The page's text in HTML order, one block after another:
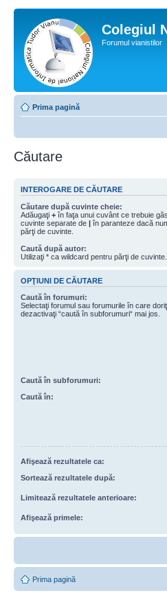
Colegiul
Forumul vianistilor
Prima pagină
Căutare
INTEROGARE DE CĂUTARE
Căutare după cuvinte cheie:
Adăugaţi + în faţa unui cuvânt ce trebuie
cuvinte separate de | în paranteze dacă
părţi de cuvinte.
Caută după autor:
Utilizaţi * ca wildcard pentru părţi de cuvinte.
OPŢIUNI DE CĂUTARE
Caută în forumuri:
Selectaţi forumul sau forumurile în care
dezactivaţi “caută în subforumuri“ mai jos.
Caută în subforumuri:
Caută în:
Afişează rezultatele ca:
Sortează rezultatele după:
Limitează rezultatele anterioare:
Afişează primele:
Prima pagină